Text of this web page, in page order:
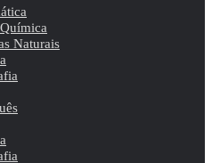
Naturais